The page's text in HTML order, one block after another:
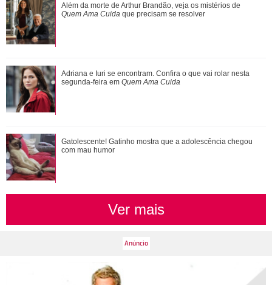
Jim Curtis, Brad Pitt, Justin Theroux... Relembre os amores
da vida de Jennifer Aniston
Além da morte de Arthur Brandão, veja os mistérios de
Quem Ama Cuida que precisam se resol...
Gatolescente! Gatinho mostra que a adolescência chegou
com mau humor
Além da morte de Arthur Brandão, veja os mistérios de
Quem Ama Cuida que precisam se resolver
Adriana e Iuri se encontram. Confira o que vai rolar nesta
segunda-feira em Quem Ama Cuida
Gatolescente! Gatinho mostra que a adolescência chegou
com mau humor
Ver mais